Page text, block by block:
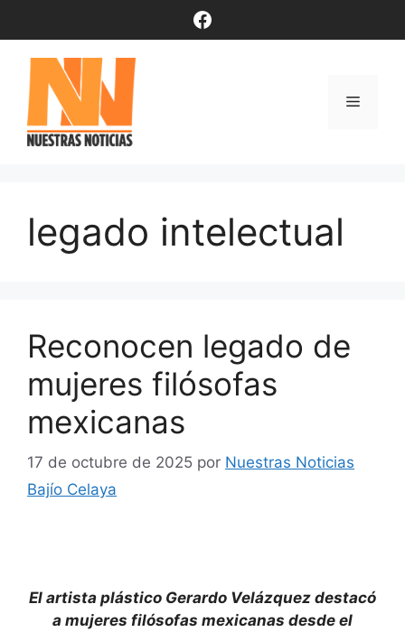
contenido
Facebook
Menú
legado intelectual
Reconocen legado de
mujeres filósofas
mexicanas
17 de octubre de 2025 por Nuestras Noticias
Bajío Celaya
El artista plástico Gerardo Velázquez destacó
a mujeres filósofas mexicanas desde el